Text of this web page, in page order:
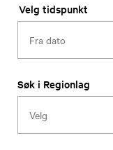
Velg tidspunkt
Søk i Regionlag